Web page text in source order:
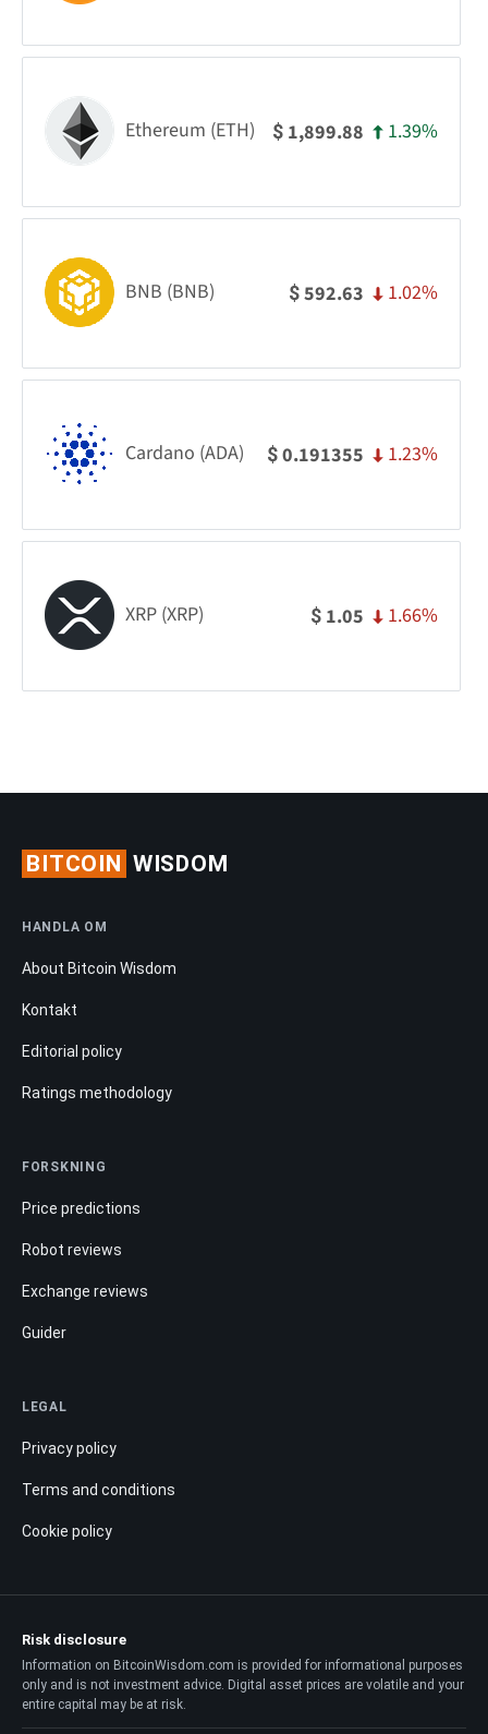
Ethereum (ETH) $ 1,899.88 1.39%
BNB (BNB) $592.63 1.02%
Cardano (ADA) $0.191355 1.23%
XRP (XRP) $ 1.05 1.66%
BITCOIN WISDOM
HANDLA OM
About Bitcoin Wisdom
Kontakt
Editorial policy
Ratings methodology
FORSKNING
Price predictions
Robot reviews
Exchange reviews
Guider
LEGAL
Privacy policy
Terms and conditions
Cookie policy
Risk disclosure
Information on BitcoinWisdom.com is provided for informational purposes
only and is not investment advice. Digital asset prices are volatile and your
entire capital may be at risk.